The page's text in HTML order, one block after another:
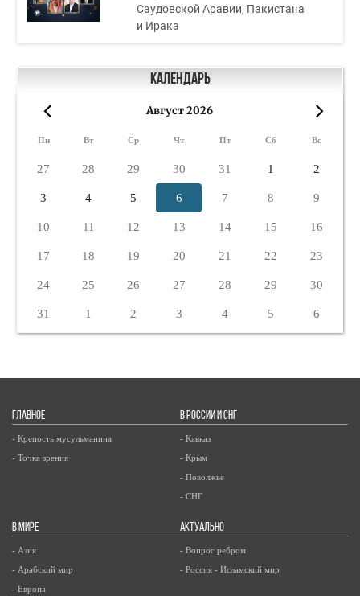
Саудовской Аравии, Пакистана
и Ирака
Календарь
Август 2026
Пн Вт Ср Чт Пт Сб Вс
27 28 29 30 31 1 2
3 4 5 6 7 8 9
10 11 12 13 14 15 16
17 18 19 20 21 22 23
24 25 26 27 28 29 30
31 1 2 3 4 5 6
ГЛАВНОЕ
- Крепость мусульманина
- Точка зрения
В РОССИИ И СНГ
- Кавказ
- Крым
- Поволжье
- СНГ
В МИРЕ
- Азия
- Арабский мир
- Европа
АКТУАЛЬНО
- Вопрос ребром
- Россия - Исламский мир